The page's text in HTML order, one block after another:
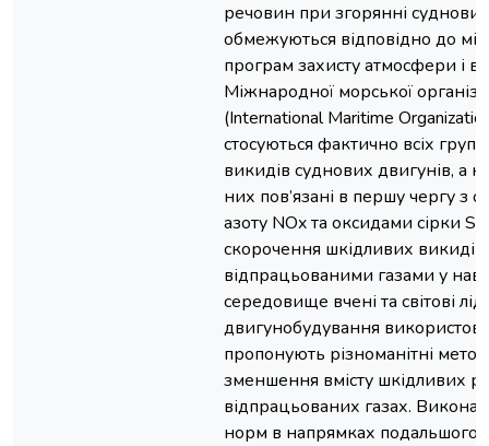
речовин при згорянні
обмежуються відповідно до
програм захисту атмосфери і
Міжнародної морської
(International Maritime
стосуються фактично всіх груп
викидів суднових двигунів, а
них пов’язані в першу чергу з
азоту NOx та оксидами сірки
скорочення шкідливих викидів
відпрацьованими газами у
середовище вчені та світові
двигунобудування
пропонують різноманітні
зменшення вмісту шкідливих
відпрацьованих газах.
норм в напрямках подальшого